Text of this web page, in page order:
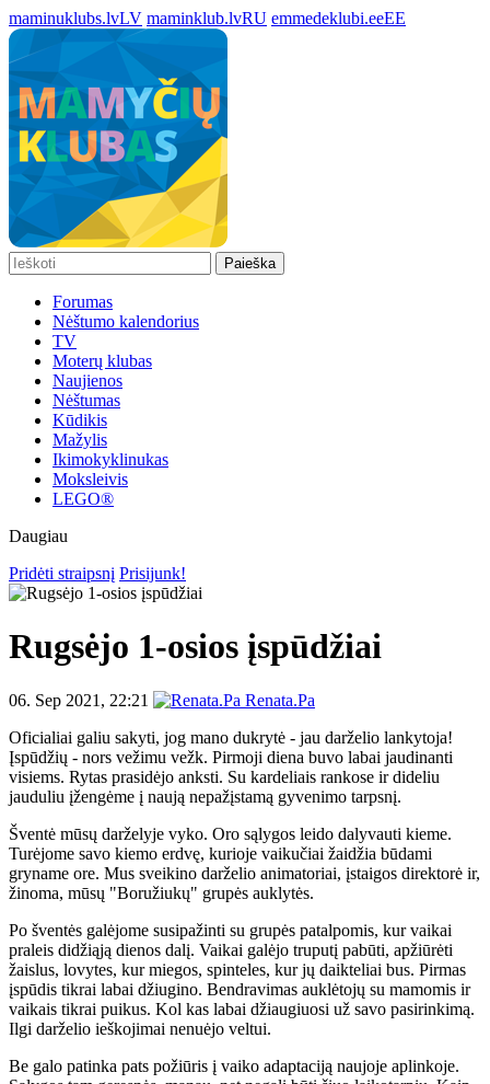
maminuklubs.lvLV maminklub.lvRU emmedeklubi.eeEE
Paieška
Forumas
Nėštumo kalendorius
TV
Moterų klubas
Naujienos
Nėštumas
Kūdikis
Mažylis
Ikimokyklinukas
Moksleivis
LEGO®
Daugiau
Pridėti straipsnį Prisijunk!
Rugsėjo 1-osios įspūdžiai
06. Sep 2021, 22:21
Renata.Pa
Oficialiai galiu sakyti, jog mano dukrytė - jau darželio lankytoja!
Įspūdžių - nors vežimu vežk. Pirmoji diena buvo labai jaudinanti
visiems. Rytas prasidėjo anksti. Su kardeliais rankose ir dideliu
jauduliu įžengėme į naują nepažįstamą gyvenimo tarpsnį.
Šventė mūsų darželyje vyko. Oro sąlygos leido dalyvauti kieme.
Turėjome savo kiemo erdvę, kurioje vaikučiai žaidžia būdami
gryname ore. Mus sveikino darželio animatoriai, įstaigos direktorė ir,
žinoma, mūsų "Boružiukų" grupės auklytės.
Po šventės galėjome susipažinti su grupės patalpomis, kur vaikai
praleis didžiąją dienos dalį. Vaikai galėjo truputį pabūti, apžiūrėti
žaislus, lovytes, kur miegos, spinteles, kur jų daikteliai bus. Pirmas
įspūdis tikrai labai džiugino. Bendravimas auklėtojų su mamomis ir
vaikais tikrai puikus. Kol kas labai džiaugiuosi už savo pasirinkimą.
Ilgi darželio ieškojimai nenuėjo veltui.
Be galo patinka pats požiūris į vaiko adaptaciją naujoje aplinkoje.